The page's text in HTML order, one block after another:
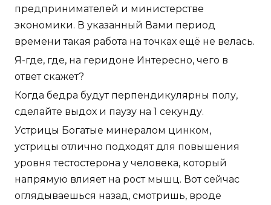
предпринимателей и министерстве
экономики. В указанный Вами период
времени такая работа на точках ещё не велась.
Я-где, где, на геридоне Интересно, чего в
ответ скажет?
Когда бедра будут перпендикулярны полу,
сделайте выдох и паузу на 1 секунду.
Устрицы Богатые минералом цинком,
устрицы отлично подходят для повышения
уровня тестостерона у человека, который
напрямую влияет на рост мышц. Вот сейчас
оглядываешься назад, смотришь, вроде